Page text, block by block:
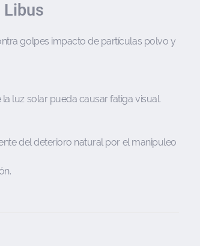
Libus
golpes impacto de partículas polvo y
luz solar pueda causar fatiga visual.
del deterioro natural por el manipuleo